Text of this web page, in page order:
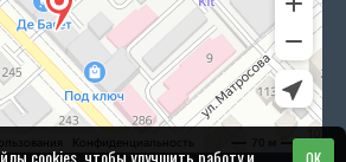
cookies, чтобы улучшить работу и